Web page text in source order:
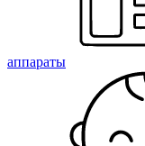
аппараты